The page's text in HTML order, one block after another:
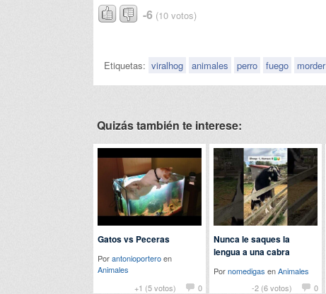
-6 (10 votos)
Etiquetas: viralhog animales perro fuego morder
Quizás también te interese:
+1 (5 votos) 0
Gatos vs Peceras
Porantonioporteroen
Animales
-2 (6 votos)
0
Nunca le saques la
lengua a una cabra
Pornomedigas enAnimales